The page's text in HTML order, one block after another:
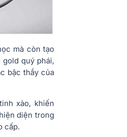
mà còn tạo
quý phái,
bậc thầy của
xảo, khiến
diện trong
cấp.